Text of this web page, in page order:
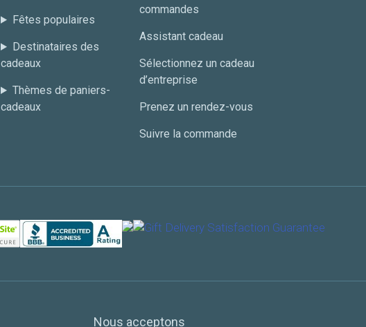
Fêtes populaires
Destinataires des
cadeaux
Thèmes de paniers-
cadeaux
commandes
Assistant cadeau
Sélectionnez un cadeau
d’entreprise
Prenez un rendez-vous
Suivre la commande
Nous acceptons